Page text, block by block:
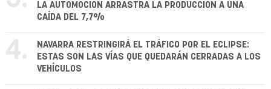
LA AUTOMOCIÓN ARRASTRA LA PRODUCCIÓN A UNA
CAÍDA DEL 7,7%
4.
NAVARRA RESTRINGIRÁ EL TRÁFICO POR EL ECLIPSE:
ESTAS SON LAS VÍAS QUE QUEDARÁN CERRADAS A LOS
VEHÍCULOS